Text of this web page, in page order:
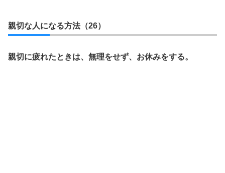
親切な人になる方法（26）
親切に疲れたときは、無理をせず、お休みをする。